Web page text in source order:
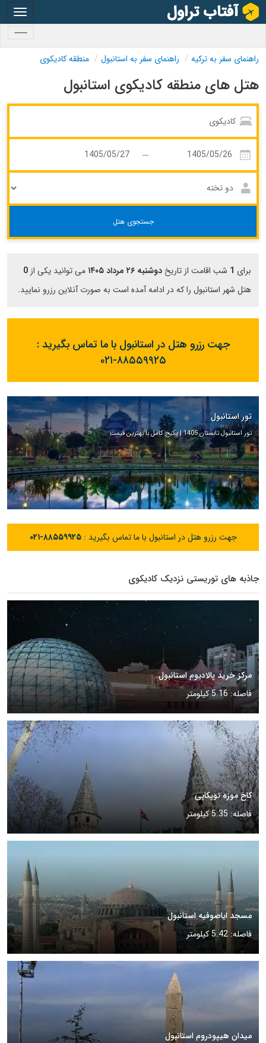
راهنمای سفر به ترکیه راهنمای سفر به استانبول منطقه کادیکوی
هتل های منطقه کادیکوی استانبول
جستجوی هتل
برای 1 شب اقامت از تاریخ دوشنبه ۲۶ مرداد ۱۴۰۵ می توانید یکی از 0
هتل شهر استانبول را که در ادامه آمده است به صورت آنلاین رزرو نمایید.
جهت رزرو هتل در استانبول با ما تماس بگیرید :
۰۲۱-۸۸۵۵۹۹۲۵
تور استانبول
تور استانبول تابستان 1405 | پکیج کامل با بهترین قیمت
جهت رزرو هتل در استانبول با ما تماس بگیرید :۰۲۱-۸۸۵۵۹۹۲۵
جاذبه های توریستی نزدیک کادیکوی
مرکز خرید پالادیوم استانبول
فاصله: 5.16 کیلومتر
کاخ موزه توپکاپی
فاصله: 5.35 کیلومتر
مسجد ایاصوفیه استانبول
فاصله: 5.42 کیلومتر
میدان هیپودروم استانبول